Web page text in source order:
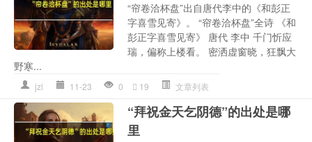
“帘卷洽杯盘”出自唐代李中的《和彭正
字喜雪见寄》。 “帘卷洽杯盘”全诗 《和
彭正字喜雪见寄》 唐代 李中 千门忻应
瑞，偏称上楼看。 密洒虚窗晓，狂飘大
野寒...
jzl 11-23 0 19 文章列表
“拜祝金天乞阴德”的出处是哪
里